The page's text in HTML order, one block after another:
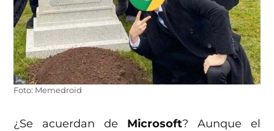
Foto: Memedroid
¿Se acuerdan de Microsoft? Aunque el